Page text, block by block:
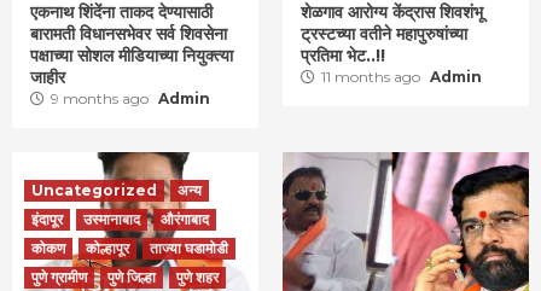
एकनाथ शिंदेंना ताकद देण्यासाठी
बारामती विधानसभेवर सर्व शिवसेना
पक्षाच्या सोशल मीडियाच्या नियुक्त्या
जाहीर
9 months ago Admin
शेळगाव आरोग्य केंद्रास शिवशंभू
ट्रस्टच्या वतीने महापुरुषांच्या
प्रतिमा भेट..!!
11 months ago Admin
Uncategorized
अन्य
इंदापूर
उस्मानाबाद
औरंगाबाद
कोकण
कोल्हापूर
ताज्या घडामोडी
पुणे ग्रामीण
पुणे जिल्हा
पुणे शहर